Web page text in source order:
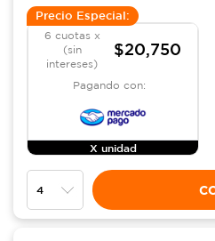
Precio Especial:
6 cuotas x
(sin
intereses)
$20,750
Pagando con:
X unidad